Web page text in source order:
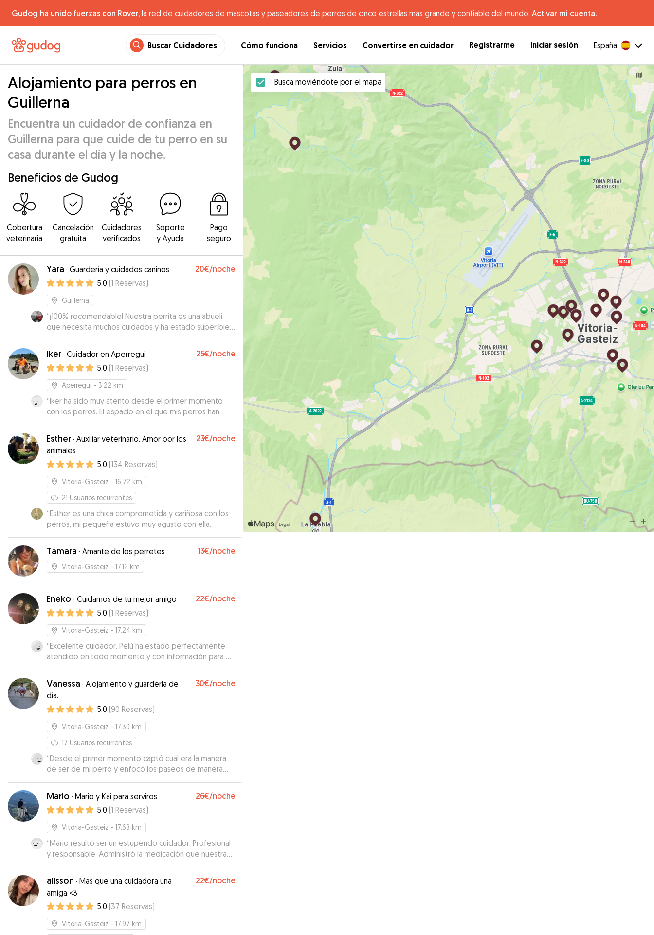
Gudog ha unido fuerzas con Rover, la red de cuidadores de mascotas y paseadores de perros de cinco estrellas más grande y confiable del mundo. Activar mi cuenta.
Buscar Cuidadores Cómo funciona Servicios Convertirse en cuidador Registrarme Iniciar sesión España
Alojamiento para perros en
Guillerna
Encuentra un cuidador de confianza en
Guillerna para que cuide de tu perro en su
casa durante el día y la noche.
Beneficios de Gudog
Cobertura
veterinaria
Cancelación
gratuita
Cuidadores
verificados
Soporte
y Ayuda
Pago
seguro
Yara · Guardería y cuidados caninos 20€/noche
5.0 (1 Reservas)
Guillerna
“¡100% recomendable! Nuestra perrita es una abueli
que necesita muchos cuidados y ha estado super bien
cuidada por Yara y su pareja. Incluso se han encargado
de llevarla al veterinario y del seguimiento del tto que
tenía. ¡¡Ha sido su segunda casa!! Sin dudarlo
volveremos a dejar con ellos a Kira. ¡Muchad gracias
Yara y Jonatan!”
Iker · Cuidador en Aperregui 25€/noche
5.0 (1 Reservas)
Aperregui - 3.22 km
“Iker ha sido muy atento desde el primer momento
con los perros. El espacio en el que mis perros han
estado creo que es dificilmente mejorable. No tengo
la menor duda de que han estado en buenas manos y
espero poder contar con Iker en el futuro. Estuve
informado del estado de Beltza y Negu algo que
valoro enormemente.”
Esther · Auxiliar veterinario. Amor por los
animales
23€/noche
5.0 (134 Reservas)
Vitoria-Gasteiz - 16.72 km
21 Usuarios recurrentes
“Esther es una chica comprometida y cariñosa con los
perros, mi pequeña estuvo muy agusto con ella.
Repetiremos seguro”
Tamara · Amante de los perretes 13€/noche
Vitoria-Gasteiz - 17.12 km
Eneko · Cuidamos de tu mejor amigo 22€/noche
5.0 (1 Reservas)
Vitoria-Gasteiz - 17.24 km
“Excelente cuidador. Pelú ha estado perfectamente
atendido en todo momento y con información para mí
Muy recomendable. Repetiremos. Gracias, Eneko.”
Vanessa · Alojamiento y guardería de
día.
30€/noche
5.0 (90 Reservas)
Vitoria-Gasteiz - 17.30 km
17 Usuarios recurrentes
“Desde el primer momento captó cual era la manera
de ser de mi perro y enfocó los paseos de manera
que fueran de su gusto, dejándole su espacio para
oler y andar a su aire. Cuando lo necesite, volveré a
contactar con ella.”
Mario · Mario y Kai para serviros. 26€/noche
5.0 (1 Reservas)
Vitoria-Gasteiz - 17.68 km
“Mario resultó ser un estupendo cuidador. Profesional
y responsable. Administró la medicación que nuestra
border collie necesita y cuidó de su bienestar en todo
momento. Muchas gracias, Mario. Repetiremos ”
alisson · Mas que una cuidadora una
amiga <3
22€/noche
5.0 (37 Reservas)
Vitoria-Gasteiz - 17.97 km
Busca moviéndote por el mapa